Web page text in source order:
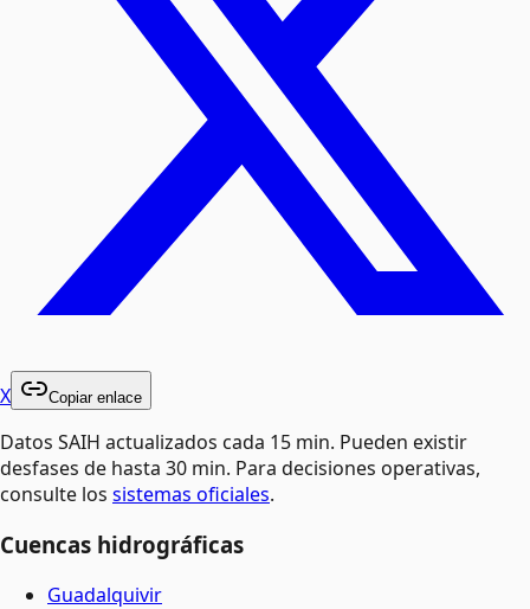
X Copiar enlace
Datos SAIH actualizados cada 15 min. Pueden existir
desfases de hasta 30 min. Para decisiones operativas,
consulte los sistemas oficiales.
Cuencas hidrográficas
Guadalquivir